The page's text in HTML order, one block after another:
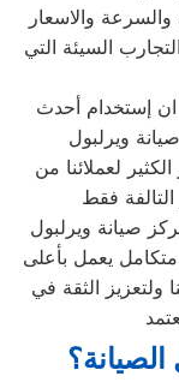
والاسعار
السيئة التي
ان إستخدام أحدث
ويرلبول
لعملائنا من
فقط
ولتعزيز الثقة في
الصيانة؟